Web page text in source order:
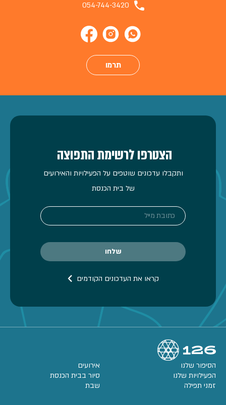
054-744-3420
תרמו
הצטרפו לרשימת התפוצה
ותקבלו עדכונים שוטפים על הפעילויות והאירועים
של בית הכנסת
קראו את העדכונים הקודמים
הסיפור שלנו
הפעילויות שלנו
זמני תפילה
אירועים
סיור בבית הכנסת
שבת